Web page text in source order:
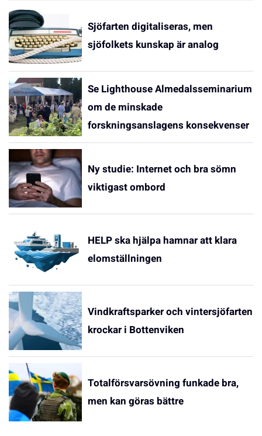
Sjöfarten digitaliseras, men
sjöfolkets kunskap är analog
Se Lighthouse Almedalsseminarium
om de minskade
forskningsanslagens konsekvenser
Ny studie: Internet och bra sömn
viktigast ombord
HELP ska hjälpa hamnar att klara
elomställningen
Vindkraftsparker och vintersjöfarten
krockar i Bottenviken
Totalförsvarsövning funkade bra,
men kan göras bättre